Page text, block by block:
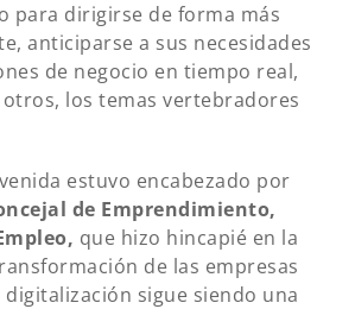
para dirigirse de forma más
anticiparse a sus necesidades
de negocio en tiempo real,
los temas vertebradores
estuvo encabezado por
de Emprendimiento,
que hizo hincapié en la
de las empresas
digitalización sigue siendo una